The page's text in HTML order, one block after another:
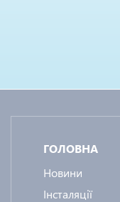
ГОЛОВНА
Новини
Інсталяції